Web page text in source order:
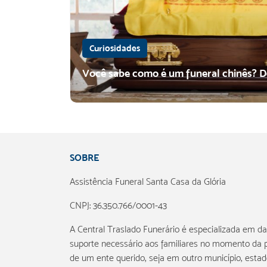
Conheça a história do traslado do
Conheça uma curiosidade histórica com a
coração de Dom Pedro I. Leia e saiba mais!
Curiosidades
Você sabe como é um funeral chinês?
SOBRE
Assistência Funeral Santa Casa da Glória
CNPJ: 36.350.766/0001-43
A Central Traslado Funerário é especializada em
suporte necessário aos familiares no momento da
de um ente querido, seja em outro município,